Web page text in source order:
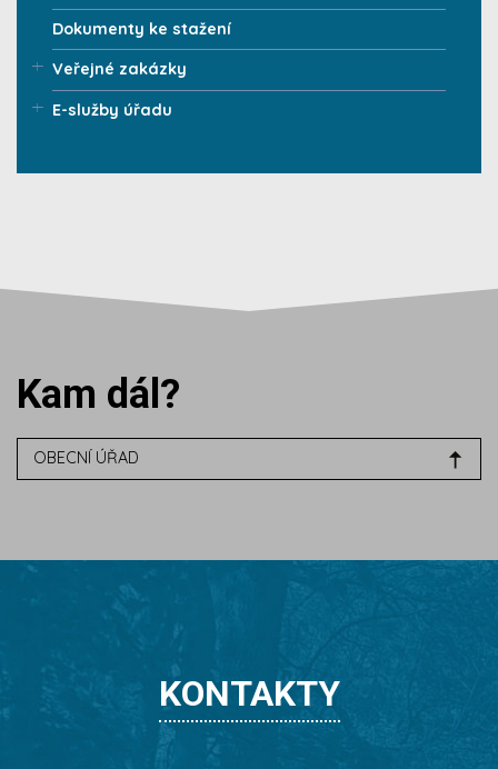
Dokumenty ke stažení
Veřejné zakázky
E-služby úřadu
Kam dál?
OBECNÍ ÚŘAD
KONTAKTY